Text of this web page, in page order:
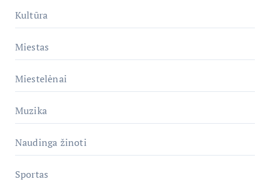
Kultūra
Miestas
Miestelėnai
Muzika
Naudinga žinoti
Sportas